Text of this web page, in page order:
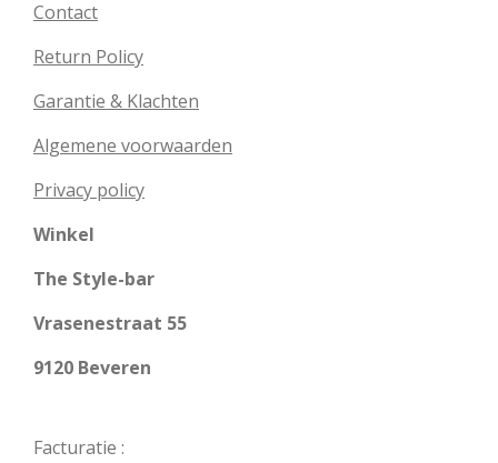
Contact
Return Policy
Garantie & Klachten
Algemene voorwaarden
Privacy policy
Winkel
The Style-bar
Vrasenestraat 55
9120 Beveren
Facturatie :